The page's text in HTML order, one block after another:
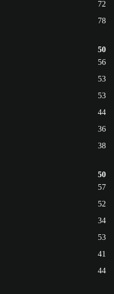
72
78
50
56
53
53
44
36
38
50
57
52
34
53
41
44